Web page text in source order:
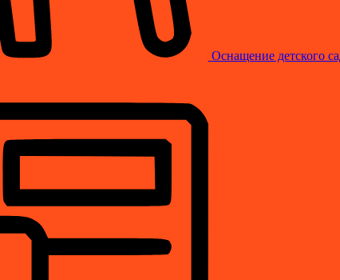
Оснащение детского